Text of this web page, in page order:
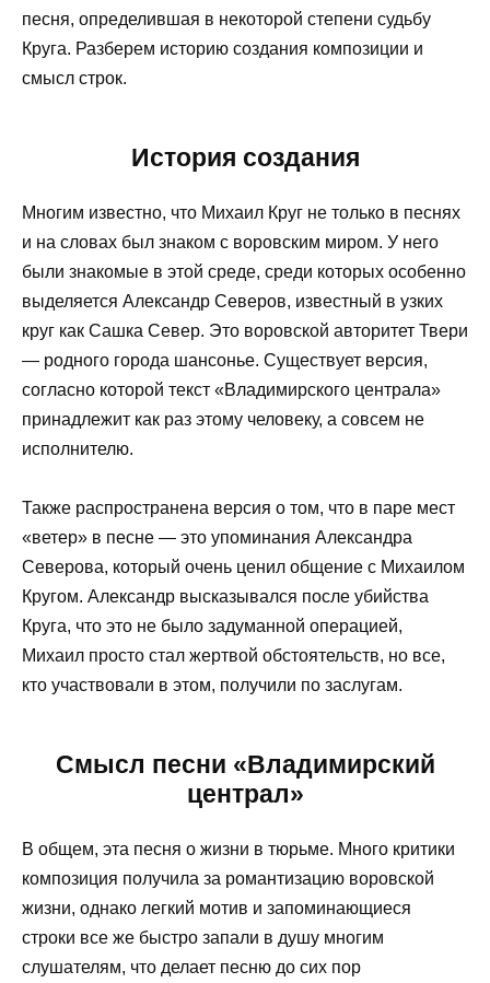
песня, определившая в некоторой степени судьбу
Круга. Разберем историю создания композиции и
смысл строк.
История создания
Многим известно, что Михаил Круг не только в песнях
и на словах был знаком с воровским миром. У него
были знакомые в этой среде, среди которых особенно
выделяется Александр Северов, известный в узких
круг как Сашка Север. Это воровской авторитет Твери
— родного города шансонье. Существует версия,
согласно которой текст «Владимирского централа»
принадлежит как раз этому человеку, а совсем не
исполнителю.
Также распространена версия о том, что в паре мест
«ветер» в песне — это упоминания Александра
Северова, который очень ценил общение с Михаилом
Кругом. Александр высказывался после убийства
Круга, что это не было задуманной операцией,
Михаил просто стал жертвой обстоятельств, но все,
кто участвовали в этом, получили по заслугам.
Смысл песни «Владимирский
централ»
В общем, эта песня о жизни в тюрьме. Много критики
композиция получила за романтизацию воровской
жизни, однако легкий мотив и запоминающиеся
строки все же быстро запали в душу многим
слушателям, что делает песню до сих пор